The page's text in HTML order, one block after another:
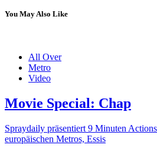
You May Also Like
All Over
Metro
Video
Movie Special: Chap
Spraydaily präsentiert 9 Minuten
europäischen Metros, Essis